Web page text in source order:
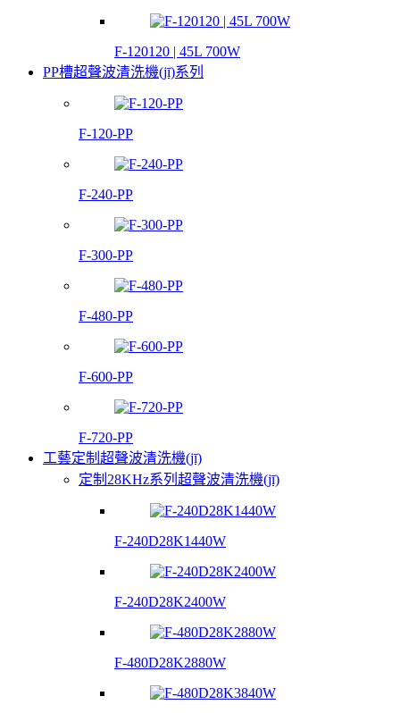
F-120120 | 45L 700W
PP槽超聲波清洗機(jī)系列
F-120-PP
F-240-PP
F-300-PP
F-480-PP
F-600-PP
F-720-PP
工藝定制超聲波清洗機(jī)
定制28KHz系列超聲波清洗機(jī)
F-240D28K1440W
F-240D28K2400W
F-480D28K2880W